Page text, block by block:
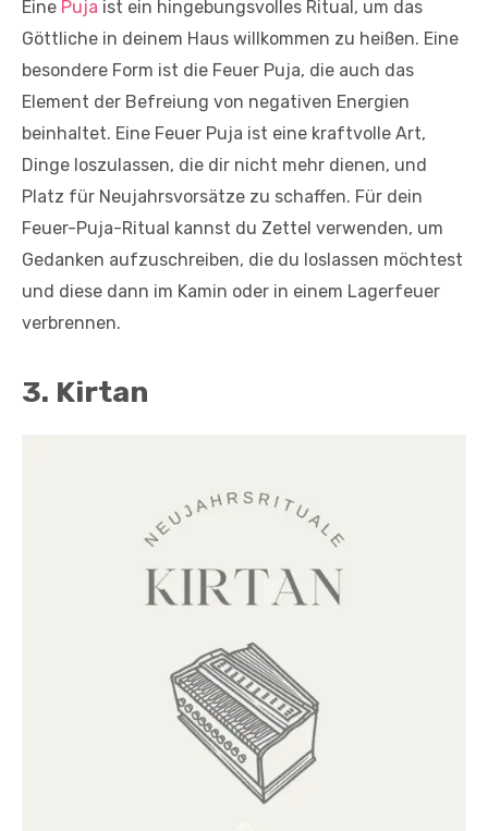
Eine Puja ist ein hingebungsvolles Ritual, um das
Göttliche in deinem Haus willkommen zu heißen. Eine
besondere Form ist die Feuer Puja, die auch das
Element der Befreiung von negativen Energien
beinhaltet. Eine Feuer Puja ist eine kraftvolle Art,
Dinge loszulassen, die dir nicht mehr dienen, und
Platz für Neujahrsvorsätze zu schaffen. Für dein
Feuer-Puja-Ritual kannst du Zettel verwenden, um
Gedanken aufzuschreiben, die du loslassen möchtest
und diese dann im Kamin oder in einem Lagerfeuer
verbrennen.
3. Kirtan